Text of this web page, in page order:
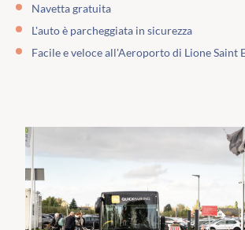
Navetta gratuita
L'auto è parcheggiata in sicurezza
Facile e veloce all'Aeroporto di Lione Saint